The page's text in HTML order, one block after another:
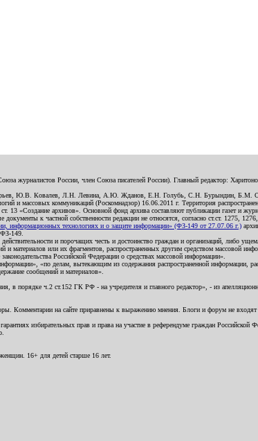
журналистов России, член Союза писателей России). Главный редактор:
Юрьев, Ю.В. Ковалев, Л.Н. Левина, А.Ю. Жданов, Е.Н. Голубь, С.Н. Бурындин, Б.М.
и массовых коммуникаций (Роскомнадзор) 16.06.2011 г. Территория
ст. 13 «Создание архивов». Основной фонд архива составляют публикации газет и
к частной собственности редакции не относятся, согласно ст.ст. 1275,
информационных технологиях и о защите информации» (ФЗ-149 от 27.07.06 г.)
149.
и порочащих честь и достоинство граждан и организаций, либо
или их фрагментов, распространенных другим средством массовой
Российской Федерации о средствах массовой информации».
«по делам, вытекающим из содержания распространенной информации,
сообщений и материалов».
порядке ч.2 ст.152 ГК РФ - на учредителя и главного редактор», - из
Комментарии на сайте приравнены к выражению мнения. Блоги и форум не
избирательных прав и права на участие в референдуме граждан Российской
16+ для детей старше 16 лет.